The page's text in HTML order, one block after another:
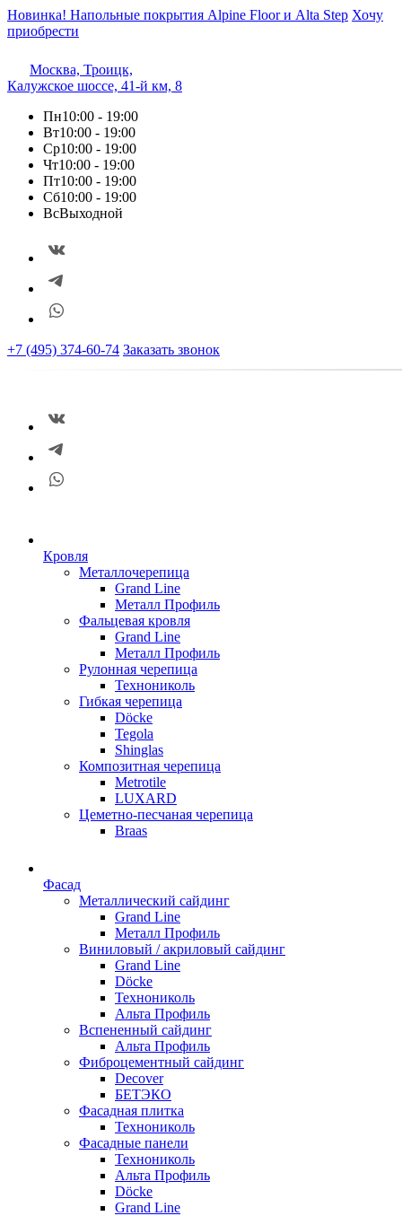
Новинка! Напольные покрытия Alpine Floor и Alta Step Хочу
приобрести
Москва, Троицк,
Калужское шоссе, 41-й км, 8
Пн10:00 - 19:00
Вт10:00 - 19:00
Ср10:00 - 19:00
Чт10:00 - 19:00
Пт10:00 - 19:00
Сб10:00 - 19:00
ВсВыходной
+7 (495) 374-60-74 Заказать звонок
Кровля
Металлочерепица
Grand Line
Металл Профиль
Фальцевая кровля
Grand Line
Металл Профиль
Рулонная черепица
Технониколь
Гибкая черепица
Döсkе
Tegola
Shinglas
Композитная черепица
Metrotile
LUXARD
Цеметно-песчаная черепица
Braas
Фасад
Металлический сайдинг
Grand Line
Металл Профиль
Виниловый / акриловый сайдинг
Grand Line
Döсkе
Технониколь
Альта Профиль
Вспененный сайдинг
Альта Профиль
Фиброцементный сайдинг
Decover
БЕТЭКО
Фасадная плитка
Технониколь
Фасадные панели
Технониколь
Альта Профиль
Döсkе
Grand Line